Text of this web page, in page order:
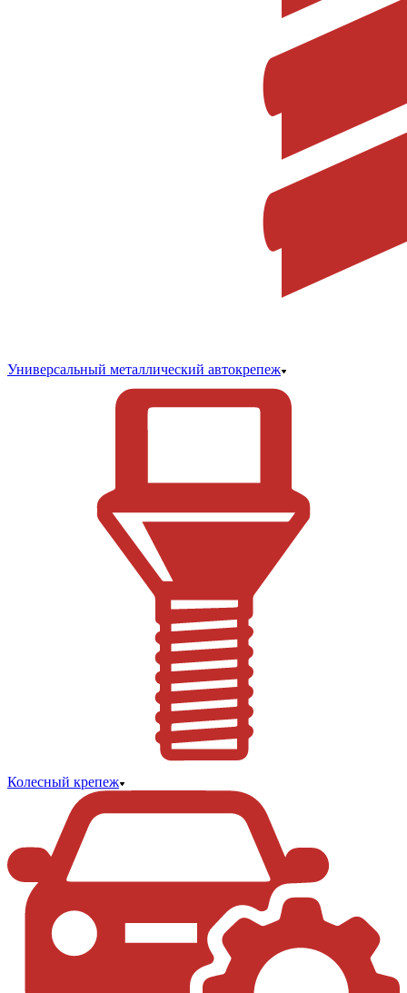
Универсальный металлический автокрепеж
Колесный крепеж